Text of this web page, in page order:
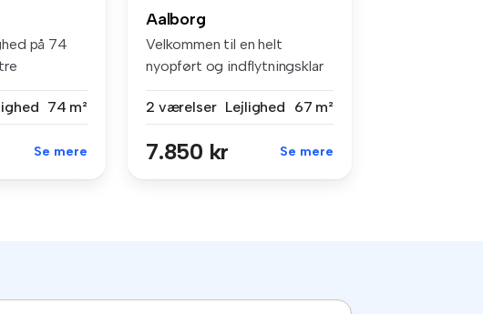
på 74
74 m²
Se mere
Aalborg
Velkommen til en helt
nyopført og indflytningsklar
2 værelser Lejlighed 67 m²
7.850 kr Se mere